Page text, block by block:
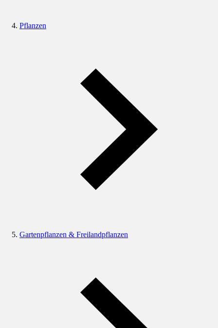
Pflanzen
Gartenpflanzen & Freilandpflanzen